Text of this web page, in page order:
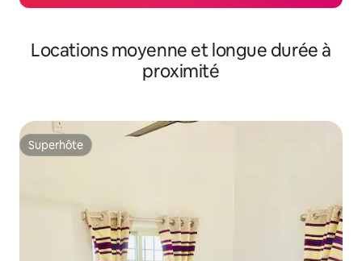
Locations moyenne et longue durée à
proximité
Superhôte
Superhôte